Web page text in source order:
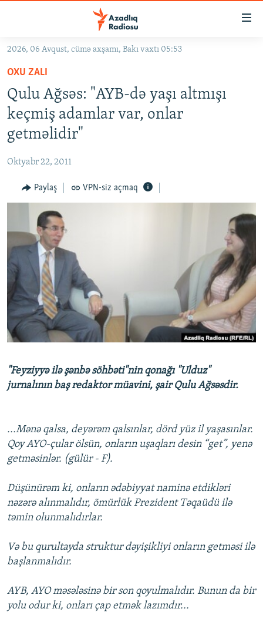
Əsas
qayıt
Əsas
naviqasiyaya
qayıt
Axtarışa
#İZAHLA
KORRUPSIOMETR
#ƏSLINDƏ
QANUNI DOĞRU
ARAŞDIRMA
MULTIMEDIA
VIDEO
FOTOQALEREYA
İNFOQRAFIKA
KARIKATURA
RADIO ARXIV
OXU ZALI
AZƏRBAYCAN ƏDƏBIYYATI KITABXANASI
İSLAM VƏ DEMOKRATIYA
İZ - MƏDƏNIYYƏT PROQRAMI
HAQQIMIZDA
MISSIYAMIZ
PEŞƏ ETIKASI VƏ JURNALISTIKA STANDARTLARIMIZ
MATERIALLARIMIZDAN ISTIFADƏ
AZADLIQRADIOSU MOBIL TELEFONUNUZDA
XƏBƏR BÜLLETENLƏRIMIZ
BIZI IZLƏ
RFE/RL-in bütün saytları
2026, 06 Avqust, cümə axşamı, Bakı vaxtı 05:53
OXU ZALI
Qulu Ağsəs: "AYB-də yaşı altmışı
keçmiş adamlar var, onlar
getməlidir"
Oktyabr 22, 2011
Paylaş VPN-siz açmaq
"Feyziyyə ilə şənbə söhbəti"nin qonağı "Ulduz"
jurnalının baş redaktor müavini, şair Qulu Ağsəsdir.
...Mənə qalsa, deyərəm qalsınlar, dörd yüz il yaşasınlar.
Qoy AYO-çular ölsün, onların uşaqları desin “get”, yenə
getməsinlər. (gülür - F).
Düşünürəm ki, onların ədəbiyyat naminə etdikləri
nəzərə alınmalıdır, ömürlük Prezident Təqaüdü ilə
təmin olunmalıdırlar.
Və bu qurultayda struktur dəyişikliyi onların getməsi ilə
başlanmalıdır.
AYB, AYO məsələsinə bir son qoyulmalıdır. Bunun da bir
yolu odur ki, onları çap etmək lazımdır...